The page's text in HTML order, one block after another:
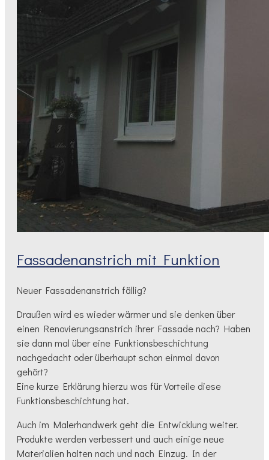
Fassadenanstrich mit Funktion
Neuer Fassadenanstrich fällig?
Draußen wird es wieder wärmer und sie denken über
einen Renovierungsanstrich ihrer Fassade nach? Haben
sie dann mal über eine Funktionsbeschichtung
nachgedacht oder überhaupt schon einmal davon
gehört?
Eine kurze Erklärung hierzu was für Vorteile diese
Funktionsbeschichtung hat.
Auch im Malerhandwerk geht die Entwicklung weiter.
Produkte werden verbessert und auch einige neue
Materialien halten nach und nach Einzug. In der